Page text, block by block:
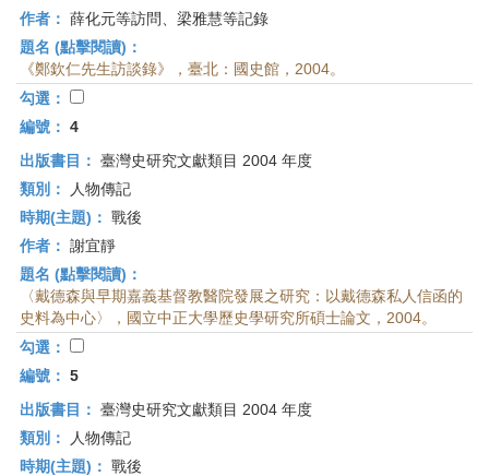
作者： 薛化元等訪問、梁雅慧等記錄
題名 (點擊閱讀)：
《鄭欽仁先生訪談錄》，臺北：國史館，2004。
勾選：
編號： 4
出版書目： 臺灣史研究文獻類目 2004 年度
類別：
人物傳記
時期(主題)： 戰後
作者： 謝宜靜
題名 (點擊閱讀)：
〈戴德森與早期嘉義基督教醫院發展之研究：以戴德森私人信函的
史料為中心〉，國立中正大學歷史學研究所碩士論文，2004。
勾選：
編號： 5
出版書目： 臺灣史研究文獻類目 2004 年度
類別：
人物傳記
時期(主題)： 戰後